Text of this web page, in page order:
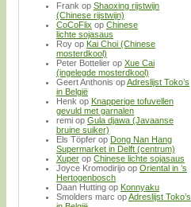
Frank op Shaoxing rijstwijn
(Chinese rijstwijn)
CoCoFlix op Chinese
lichte sojasaus
Roy op Kai Choi (Chinese
mosterdkool)
Peter Bottelier op Xue Cai
(ingelegde mosterdkool)
Geert Anthonis opAdreslijst Toko’s
in België
Henk op Knapperige tofuvellen
gevuld met garnalen
remi op Gula djawa (Javaanse
bruine suiker)
Els Töpfer op Dong Nan Hang
Supermarket in Delft (centrum)
Xuper op Chinese lichte sojasaus
Joyce Kromodirijo op Oriental in ’s
Hertogenbosch
Daan Hutting op Konnyaku
Smolders marc opAdreslijst Toko’s